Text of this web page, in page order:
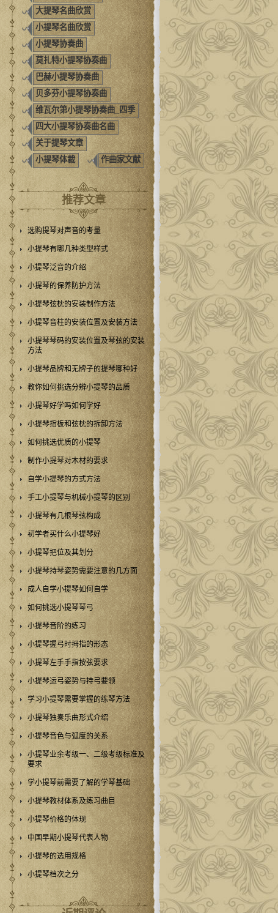
大提琴名曲欣赏
小提琴名曲欣赏
小提琴协奏曲
莫扎特小提琴协奏曲
巴赫小提琴协奏曲
贝多芬小提琴协奏曲
维瓦尔第小提琴协奏曲_四季
四大小提琴协奏曲名曲
关于提琴文章
小提琴体裁
作曲家文献
推荐文章
选购提琴对声音的考量
小提琴有哪几种类型样式
小提琴泛音的介绍
小提琴的保养防护方法
小提琴弦枕的安装制作方法
小提琴音柱的安装位置及安装方法
小提琴琴码的安装位置及琴弦的安装
方法
小提琴品牌和无牌子的提琴哪种好
教你如何挑选分辨小提琴的品质
小提琴好学吗如何学好
小提琴指板和弦枕的拆卸方法
如何挑选优质的小提琴
制作小提琴对木材的要求
自学小提琴的方式方法
手工小提琴与机械小提琴的区别
小提琴有几根琴弦构成
初学者买什么小提琴好
小提琴把位及其划分
小提琴持琴姿势需要注意的几方面
成人自学小提琴如何自学
如何挑选小提琴琴弓
小提琴音阶的练习
小提琴握弓时拇指的形态
小提琴左手手指按弦要求
小提琴运弓姿势与持弓要领
学习小提琴需要掌握的练琴方法
小提琴独奏乐曲形式介绍
小提琴音色与弧度的关系
小提琴业余考级一、二级考级标准及
要求
学小提琴前需要了解的学琴基础
小提琴教材体系及练习曲目
小提琴价格的体现
中国早期小提琴代表人物
小提琴的选用规格
小提琴档次之分